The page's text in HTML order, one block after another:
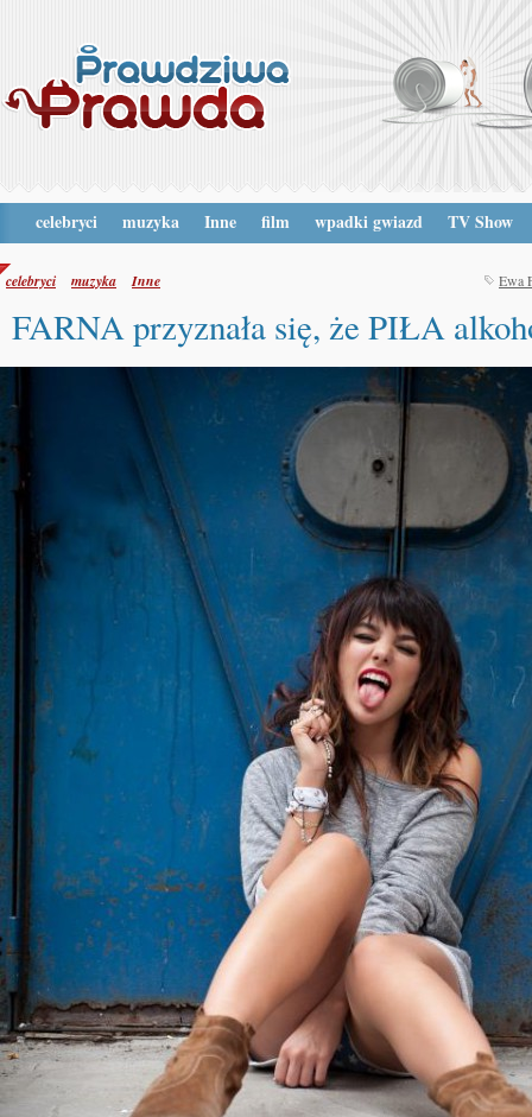
celebryci muzyka Inne film wpadki gwiazd TV Show
celebryci muzyka Inne Ewa
FARNA przyznała się, że PIŁA